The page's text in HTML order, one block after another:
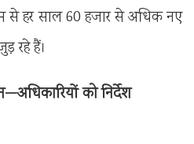
से हर साल 60 हजार से अधिक नए
रहे हैं।
को निर्देश